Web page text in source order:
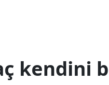
kendini